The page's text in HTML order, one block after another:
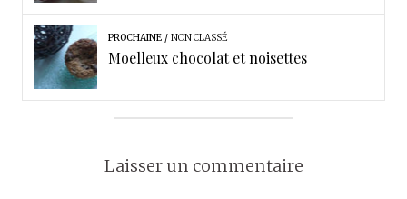
PROCHAINE NON CLASSÉ
Moelleux chocolat et noisettes
Laisser un commentaire